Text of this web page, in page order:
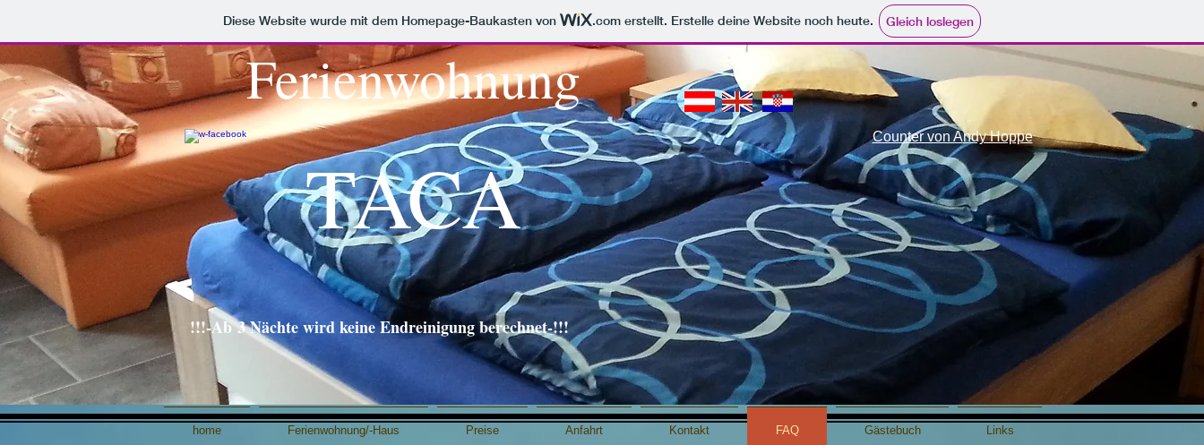
Diese Website wurde mit dem Homepage-Baukasten von .com erstellt. Erstelle deine Website noch heute. Gleich loslegen
Counter von Andy Hoppe
Ferienwohnung
TACA
!!!-Ab 3 Nächte wird keine Endreinigung berechnet-!!!
home Ferienwohnung/-Haus Preise Anfahrt Kontakt FAQ Gästebuch Links